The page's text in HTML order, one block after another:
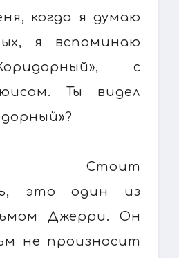
когда я думаю
я вспоминаю
с
Ты видел
Стоит
это один из
Джерри. Он
не произносит